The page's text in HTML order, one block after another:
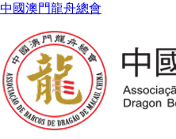
中國澳門龍舟總會